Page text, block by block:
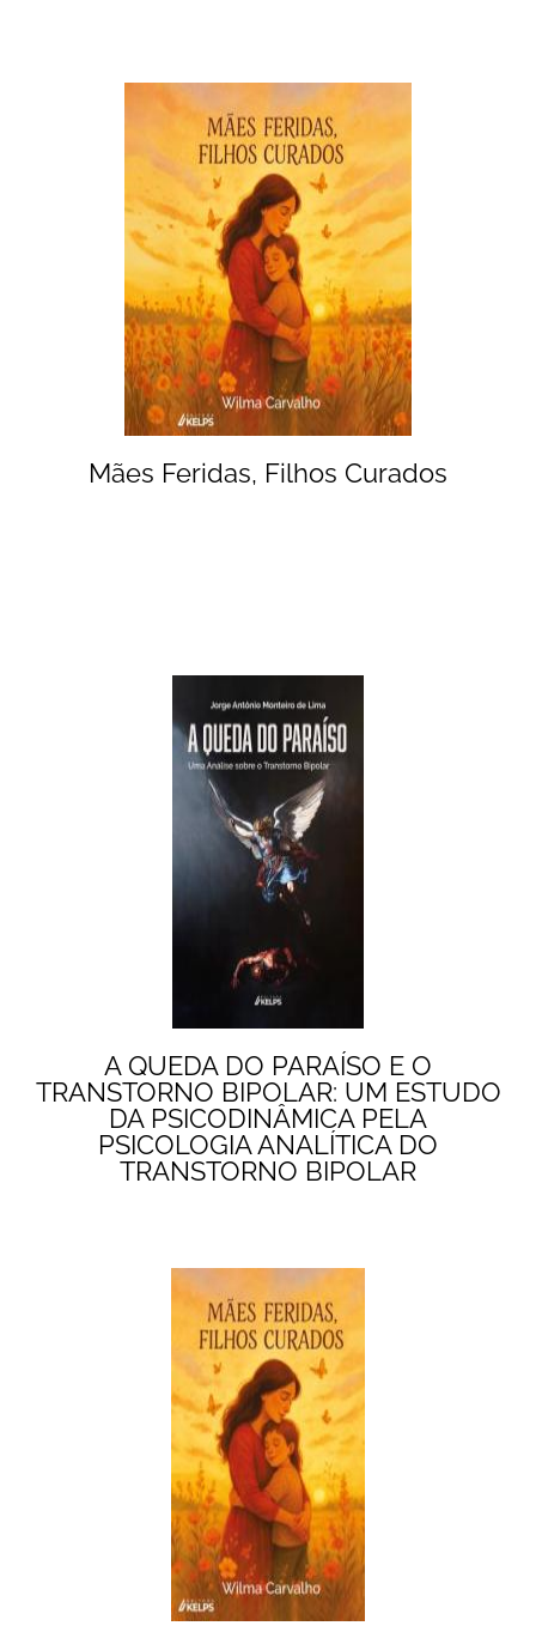
Mães Feridas, Filhos Curados
A QUEDA DO PARAÍSO E O
TRANSTORNO BIPOLAR: UM ESTUDO
DA PSICODINÂMICA PELA
PSICOLOGIA ANALÍTICA DO
TRANSTORNO BIPOLAR